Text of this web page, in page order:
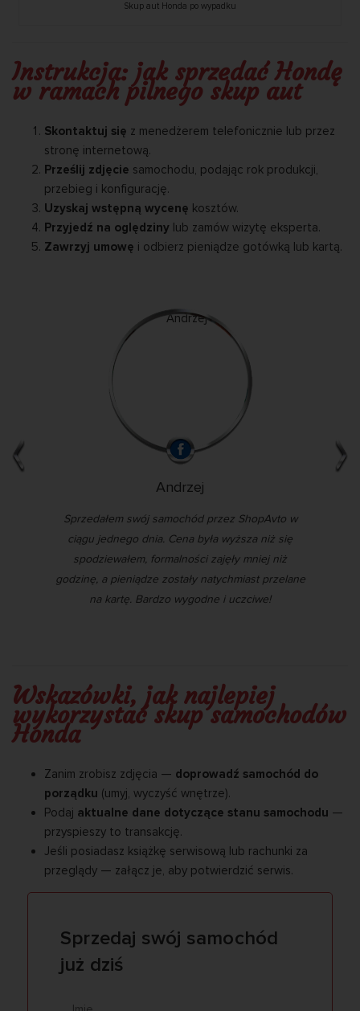
Skup aut Honda po wypadku
Instrukcja: jak sprzedać Hondę
w ramach pilnego skup aut
Skontaktuj się z menedżerem telefonicznie lub przez
stronę internetową.
Prześlij zdjęcie samochodu, podając rok produkcji,
przebieg i konfigurację.
Uzyskaj wstępną wycenę kosztów.
Przyjedź na oględziny lub zamów wizytę eksperta.
Zawrzyj umowę i odbierz pieniądze gotówką lub kartą.
Andrzej
Sprzedałem swój samochód przez ShopAvto w
ciągu jednego dnia. Cena była wyższa niż się
spodziewałem, formalności zajęły mniej niż
godzinę, a pieniądze zostały natychmiast przelane
na kartę. Bardzo wygodne i uczciwe!
Wskazówki, jak najlepiej
wykorzystać skup samochodów
Honda
Zanim zrobisz zdjęcia — doprowadź samochód do
porządku (umyj, wyczyść wnętrze).
Podaj aktualne dane dotyczące stanu samochodu —
przyspieszy to transakcję.
Jeśli posiadasz książkę serwisową lub rachunki za
przeglądy — załącz je, aby potwierdzić serwis.
Sprzedaj swój samochód
już dziś